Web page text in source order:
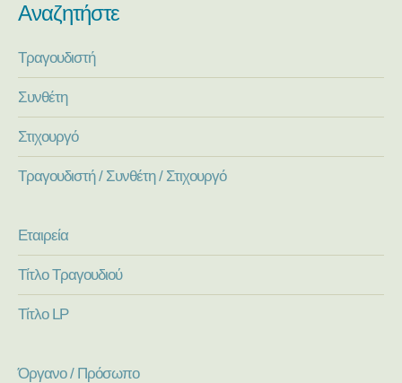
Αναζητήστε
Τραγουδιστή
Συνθέτη
Στιχουργό
Τραγουδιστή / Συνθέτη / Στιχουργό
Εταιρεία
Τίτλο Τραγουδιού
Τίτλο LP
Όργανο / Πρόσωπο